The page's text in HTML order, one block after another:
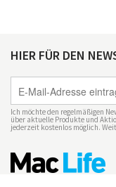
HIER FÜR DEN
Ich möchte den regelmäßigen
über aktuelle Produkte und
jederzeit kostenlos möglich.